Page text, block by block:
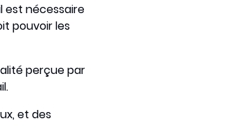
est nécessaire
pouvoir les
perçue par
et des